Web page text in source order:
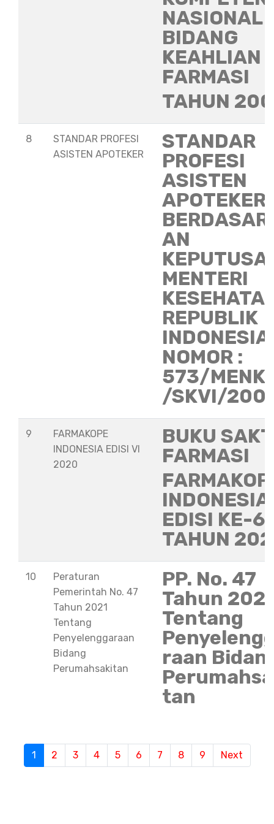
NASIONAL
BIDANG
KEAHLIAN
FARMASI
TAHUN
8
STANDAR PROFESI
ASISTEN APOTEKER
STANDAR
PROFESI
ASISTEN
APOTEKER
AN
MENTERI
REPUBLIK
INDONESIA
NOMOR :
573/
/SKVI/
9
FARMAKOPE
INDONESIA EDISI VI
2020
BUKU
FARMASI
INDONESIA
EDISI KE-6
TAHUN
10
Peraturan
Pemerintah No. 47
Tahun 2021
Tentang
Penyelenggaraan
Bidang
Perumahsakitan
PP. No. 47
Tahun
Tentang
raan
tan
1 (current)
2 3 4 5 6 7 8 9 Next
S
e